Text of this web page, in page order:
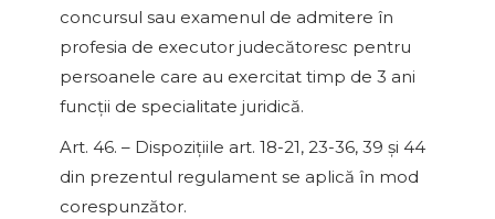
concursul sau examenul de admitere în
profesia de executor judecătoresc pentru
persoanele care au exercitat timp de 3 ani
funcţii de specialitate juridică.
Art. 46. – Dispoziţiile art. 18-21, 23-36, 39 şi 44
din prezentul regulament se aplică în mod
corespunzător.